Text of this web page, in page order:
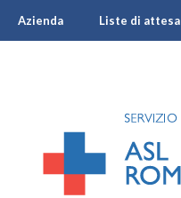
Azienda Liste di attesa